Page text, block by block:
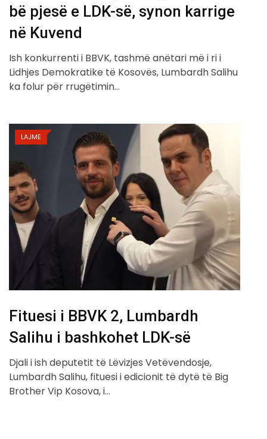
bë pjesë e LDK-së, synon karrige
në Kuvend
Ish konkurrenti i BBVK, tashmë anëtari më i ri i
Lidhjes Demokratike të Kosovës, Lumbardh Salihu
ka folur për rrugëtimin…
LAJME
Fituesi i BBVK 2, Lumbardh
Salihu i bashkohet LDK-së
Djali i ish deputetit të Lëvizjes Vetëvendosje,
Lumbardh Salihu, fituesi i edicionit të dytë të Big
Brother Vip Kosova, i…